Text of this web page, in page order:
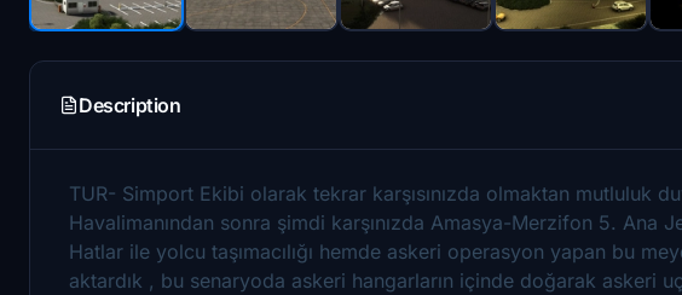
Description
TUR- Simport Ekibi olarak tekrar karşısınızda olmaktan mutluluk
Havalimanından sonra şimdi karşınızda Amasya-Merzifon 5. Ana
Hatlar ile yolcu taşımacılığı hemde askeri operasyon yapan bu
aktardık , bu senaryoda askeri hangarların içinde doğarak askeri